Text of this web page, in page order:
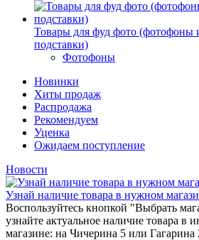
Товары для фуд фото (фотофоны
подставки)
Фотофоны
Новинки
Хиты продаж
Распродажа
Рекомендуем
Уценка
Ожидаем поступление
Новости
Узнай наличие товара в нужном
Воспользуйтесь кнопкой "Выбрать
узнайте актуальное наличие товара в
магазине: на Чичерина 5 или Гагарина